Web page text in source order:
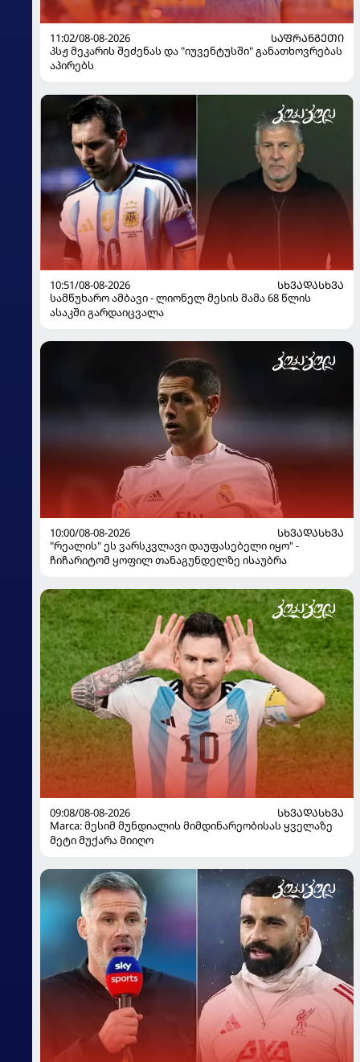
11:02/08-08-2026
ᲡᲐᲤᲠᲐᲜᲒᲔᲗᲘ
პსჟ მეკარის შეძენას და "იუვენტუსში" განათხოვრებას
აპირებს
10:51/08-08-2026
ᲡᲮᲕᲐᲓᲐᲡᲮᲕᲐ
სამწუხარო ამბავი - ლიონელ მესის მამა 68 წლის
ასაკში გარდაიცვალა
10:00/08-08-2026
ᲡᲮᲕᲐᲓᲐᲡᲮᲕᲐ
"რეალის" ეს ვარსკვლავი დაუფასებელი იყო" -
ჩიჩარიტომ ყოფილ თანაგუნდელზე ისაუბრა
09:08/08-08-2026
ᲡᲮᲕᲐᲓᲐᲡᲮᲕᲐ
Marca: მესიმ მუნდიალის მიმდინარეობისას ყველაზე
მეტი მუქარა მიიღო